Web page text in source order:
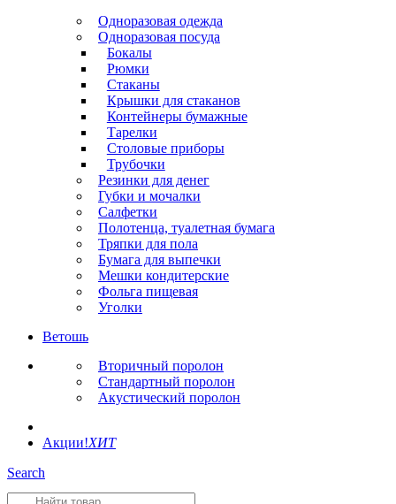
Одноразовая одежда
Одноразовая посуда
Бокалы
Рюмки
Стаканы
Крышки для стаканов
Контейнеры бумажные
Тарелки
Столовые приборы
Трубочки
Резинки для денег
Губки и мочалки
Салфетки
Полотенца, туалетная бумага
Тряпки для пола
Бумага для выпечки
Мешки кондитерские
Фольга пищевая
Уголки
Ветошь
Вторичный поролон
Стандартный поролон
Акустический поролон
Акции!ХИТ
Search